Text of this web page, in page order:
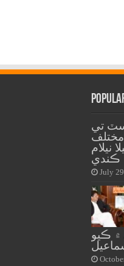
4 آگسٽ تي
نيلام
ڪندي
July
۾ ڪيو